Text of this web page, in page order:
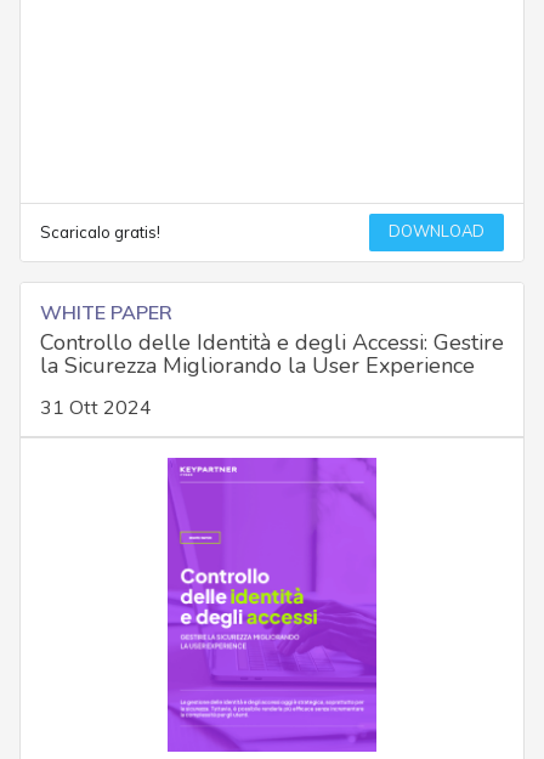
Scaricalo gratis! DOWNLOAD
WHITE PAPER
Controllo delle Identità e degli Accessi: Gestire
la Sicurezza Migliorando la User Experience
31 Ott 2024